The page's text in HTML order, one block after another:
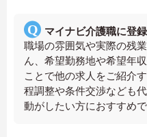
マイナビ介護職に登
職場の雰囲気や実際の残
ん、希望勤務地や希望年
ことで他の求人をご紹介
程調整や条件交渉なども
動がしたい方におすすめで